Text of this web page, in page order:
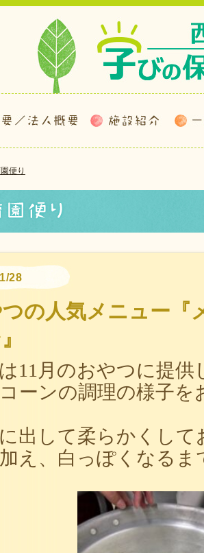
便り
28
の人気メニュー『
11月のおやつに提
ーンの調理の様子を
出して柔らかくして
え、 白っぽくなるま